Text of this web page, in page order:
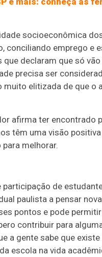
socioeconômica
conciliando emprego e
declaram que só
precisa ser
elitizada de que o
afirma ter encontrado
têm uma visão
melhorar.
de
paulista a pensar
pontos e pode
contribuir para
a gente sabe que
escola na vida